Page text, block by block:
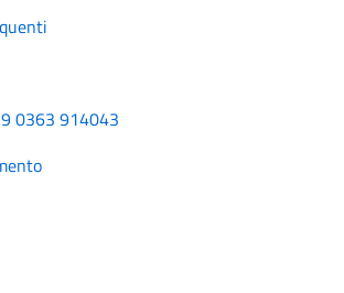
0363 914043